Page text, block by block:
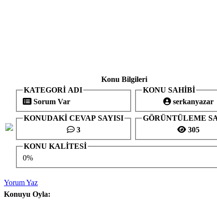
Konu Bilgileri
KATEGORİ ADI
Sorum Var
KONU SAHİBİ
serkanyazar
KONUDAKİ CEVAP SAYISI
3
GÖRÜNTÜLEME
305
KONU KALİTESİ
0%
Yorum Yaz
Konuyu Oyla: